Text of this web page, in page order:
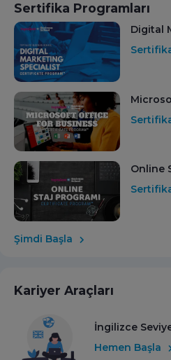
Sertifika Programları
Digital
Online
Şimdi Başla
Kariyer Araçları
İngilizce
Hemen Başla